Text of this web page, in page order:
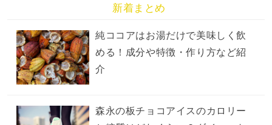
新着まとめ
純ココアはお湯だけで美味しく飲
める！成分や特徴・作り方など紹
介
森永の板チョコアイスのカロリー